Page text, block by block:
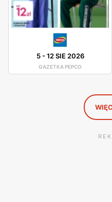
akcesoriów, które mogą
sposób. Firma kładzie duży
pomoc w wyborze
się na zadowolenie i
5-12 SIE 2026
GAZETKA PEPCO